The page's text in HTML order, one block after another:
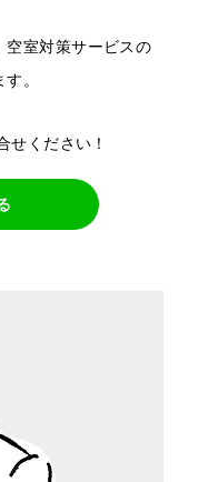
空室対策サービスの
。
ください！